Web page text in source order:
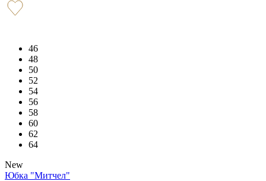
46
48
50
52
54
56
58
60
62
64
New
Юбка "Митчел"